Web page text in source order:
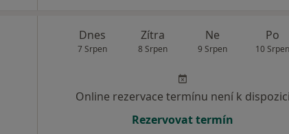
Dnes
7 Srpen
Zítra
8 Srpen
Ne
9 Srpen
Po
10 Srpen
Online rezervace termínu není k dispozici
Rezervovat termín